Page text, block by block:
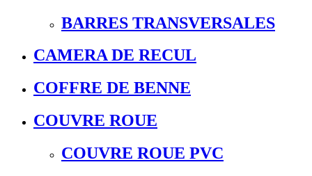
BARRES TRANSVERSALES
CAMERA DE RECUL
COFFRE DE BENNE
COUVRE ROUE
COUVRE ROUE PVC